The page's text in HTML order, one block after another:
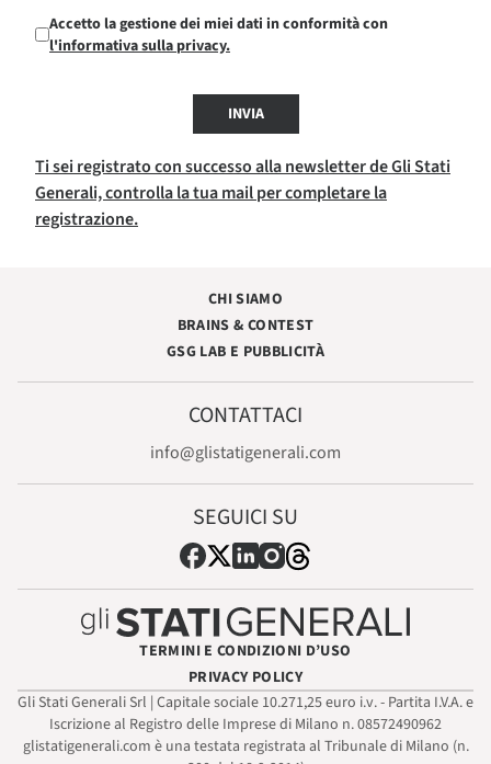
Accetto la gestione dei miei dati in conformità con
l'informativa sulla privacy.
INVIA
Ti sei registrato con successo alla newsletter de Gli Stati
Generali, controlla la tua mail per completare la
registrazione.
CHI SIAMO
BRAINS & CONTEST
GSG LAB E PUBBLICITÀ
CONTATTACI
info@glistatigenerali.com
SEGUICI SU
TERMINI E CONDIZIONI D’USO
PRIVACY POLICY
Gli Stati Generali Srl | Capitale sociale 10.271,25 euro i.v. - Partita I.V.A. e
Iscrizione al Registro delle Imprese di Milano n. 08572490962
glistatigenerali.com è una testata registrata al Tribunale di Milano (n.